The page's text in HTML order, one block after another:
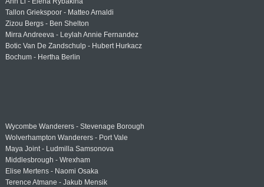
Tallon Griekspoor - Matteo Arnaldi
Zizou Bergs - Ben Shelton
Mirra Andreeva - Leylah Annie Fernandez
Botic Van De Zandschulp - Hubert Hurkacz
Bochum - Hertha Berlin
Wycombe Wanderers - Stevenage Borough
Wolverhampton Wanderers - Port Vale
Maya Joint - Ludmilla Samsonova
Middlesbrough - Wrexham
Elise Mertens - Naomi Osaka
Terence Atmane - Jakub Mensik